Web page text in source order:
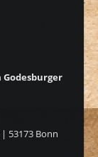
53173 Bonn